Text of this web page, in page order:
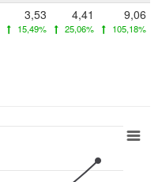
3,53
15,49%
4,41
25,06%
9,06
105,18%